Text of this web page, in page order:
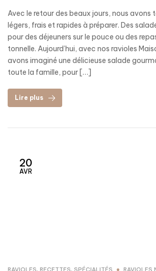
Avec le retour des beaux jours, nous avons
légers, frais et rapides à préparer. Des
pour des déjeuners sur le pouce ou des
tonnelle. Aujourd’hui, avec nos ravioles
avons imaginé une délicieuse salade
toute la famille, pour […]
Lire plus
20
AVR
RAVIOLES, RECETTES, SPÉCIALITÉS RAVIOLES